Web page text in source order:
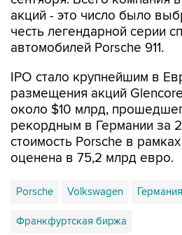
акций - это число было
честь легендарной серии
автомобилей Porsche 911.
IPO стало крупнейшим в
размещения акций
около $10 млрд,
рекордным в Германии за
стоимость Porsche в
оценена в 75,2 млрд евро.
Porsche Volkswagen Германия
Франкфуртская биржа